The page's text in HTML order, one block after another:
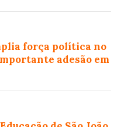
força política no
adesão em